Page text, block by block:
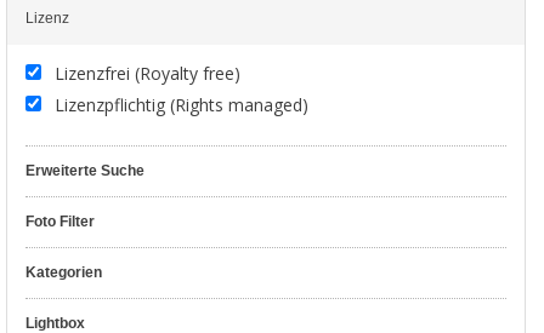
Lizenz
Lizenzfrei (Royalty free)
Lizenzpflichtig (Rights managed)
Erweiterte Suche
Foto Filter
Kategorien
Lightbox